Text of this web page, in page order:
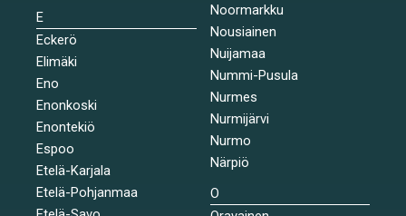
E
Eckerö
Elimäki
Eno
Enonkoski
Enontekiö
Espoo
Etelä-Karjala
Etelä-Pohjanmaa
Noormarkku
Nousiainen
Nuijamaa
Nummi-Pusula
Nurmes
Nurmijärvi
Nurmo
Närpiö
O